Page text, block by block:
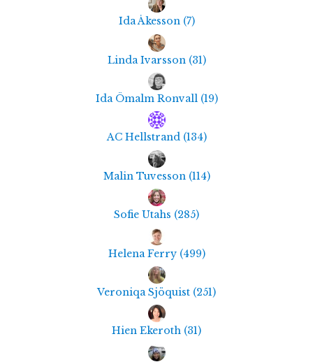
Ida Åkesson (7)
Linda Ivarsson (31)
Ida Ömalm Ronvall (19)
AC Hellstrand (134)
Malin Tuvesson (114)
Sofie Utahs (285)
Helena Ferry (499)
Veroniqa Sjöquist (251)
Hien Ekeroth (31)